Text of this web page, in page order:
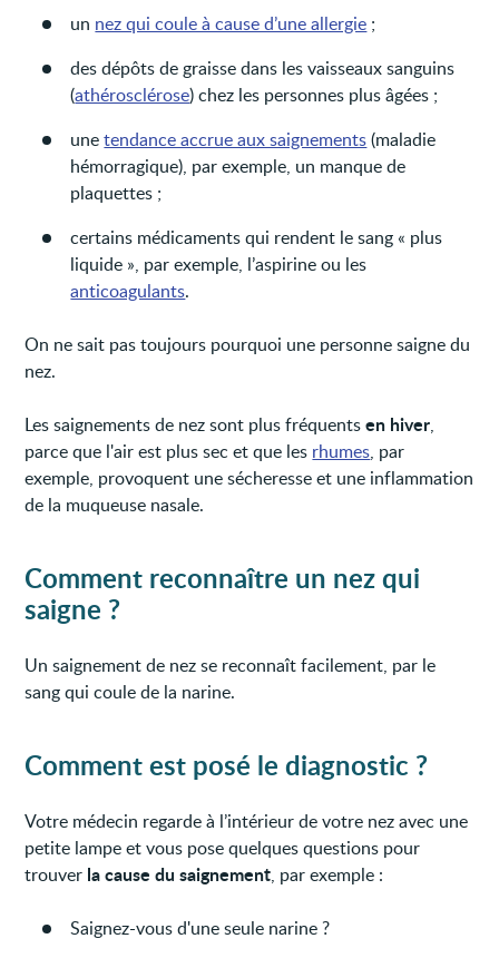
un nez qui coule à cause d’une allergie ;
des dépôts de graisse dans les vaisseaux sanguins
(athérosclérose) chez les personnes plus âgées ;
unetendance accrue aux saignements(maladie
hémorragique), par exemple, un manque de
plaquettes ;
certains médicaments qui rendent le sang « plus
liquide », par exemple, l’aspirine ou les
anticoagulants.
On ne sait pas toujours pourquoi une personne saigne du
nez.
Les saignements de nez sont plus fréquentsen hiver,
parce que l'air est plus sec et que les rhumes, par
exemple, provoquent une sécheresse et une inflammation
de la muqueuse nasale.
Comment reconnaître un nez qui
saigne ?
Un saignement de nez se reconnaît facilement, par le
sang qui coule de la narine.
Comment est posé le diagnostic ?
Votre médecin regarde à l’intérieur de votre nez avec une
petite lampe et vous pose quelques questions pour
trouver la cause du saignement, par exemple :
Saignez-vous d'une seule narine ?